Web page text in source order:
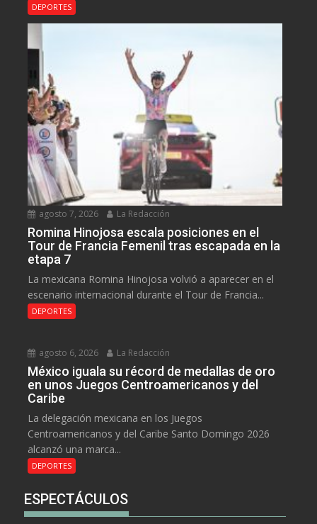
DEPORTES
agosto 7, 2026 La Redacción
Romina Hinojosa escala posiciones en el
Tour de Francia Femenil tras escapada en la
etapa 7
La mexicana Romina Hinojosa volvió a aparecer en el
escenario internacional durante el Tour de Francia...
DEPORTES
agosto 6, 2026 La Redacción
México iguala su récord de medallas de oro
en unos Juegos Centroamericanos y del
Caribe
La delegación mexicana en los Juegos
Centroamericanos y del Caribe Santo Domingo 2026
alcanzó una marca...
DEPORTES
ESPECTÁCULOS